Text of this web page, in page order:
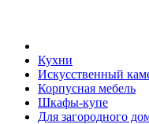
Кухни
Искусственный
Корпусная мебель
Шкафы-купе
Для загородного